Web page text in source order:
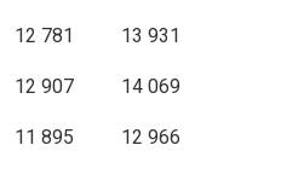
12 781 13 931
12 907 14 069
11 895 12 966